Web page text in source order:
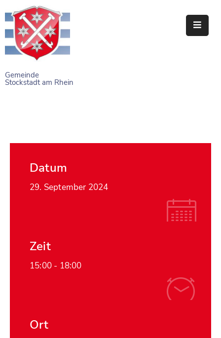
Gemeinde
Stockstadt am Rhein
STARTSEITE
BÜRGERSERVICE
Datum
29. September 2024
Zeit
15:00 - 18:00
Ort